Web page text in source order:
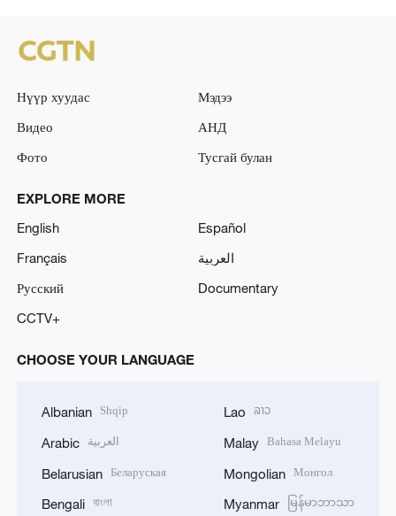
Нүүр хуудас
Мэдээ
Видео
АНД
Фото
Тусгай булан
EXPLORE MORE
English
Español
Français
العربية
Русский
Documentary
CCTV+
CHOOSE YOUR LANGUAGE
Albanian Shqip
Arabic العربية
Belarusian Беларуская
Bengali বাংলা
Lao ລາວ
Malay Bahasa Melayu
Mongolian Монгол
Myanmar မြန်မာဘာသာ